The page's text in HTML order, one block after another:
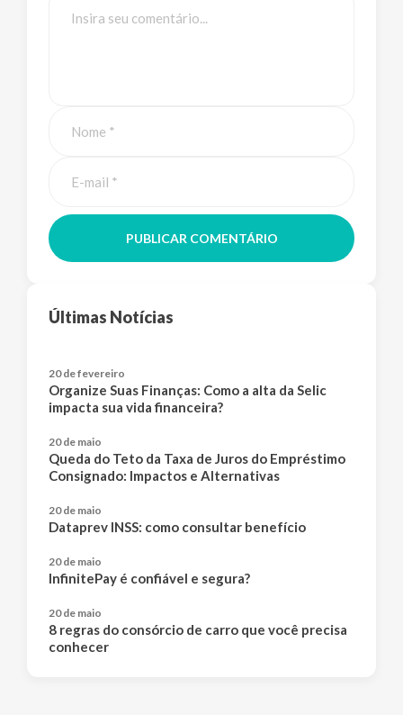
PUBLICAR COMENTÁRIO
Últimas Notícias
20 de fevereiro
Organize Suas Finanças: Como a alta da Selic
impacta sua vida financeira?
20 de maio
Queda do Teto da Taxa de Juros do Empréstimo
Consignado: Impactos e Alternativas
20 de maio
Dataprev INSS: como consultar benefício
20 de maio
InfinitePay é confiável e segura?
20 de maio
8 regras do consórcio de carro que você precisa
conhecer